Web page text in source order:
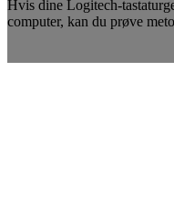
Hvis dine Logitech-
computer, kan du prøve